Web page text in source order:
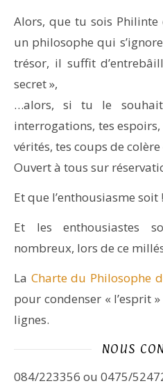
Alors, que tu sois Philinte
un philosophe qui
trésor, il suffit
secret »,
…alors, si tu le
interrogations, tes
vérités, tes coups de
Ouvert à tous sur
Et que l’enthousiasme soit !
Et les enthousiastes
nombreux, lors de ce
La Charte du Philosophe
pour condenser « l’esprit
lignes.
NOUS
084/223356 ou 0475/